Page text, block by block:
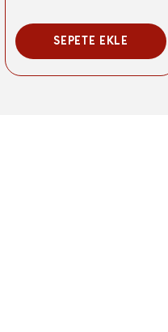
SEPETE EKLE